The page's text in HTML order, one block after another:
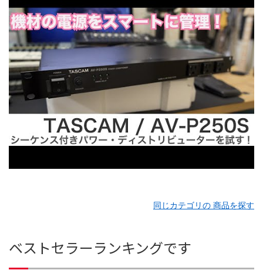
同じカテゴリの 商品を探す
ベストセラーランキングです